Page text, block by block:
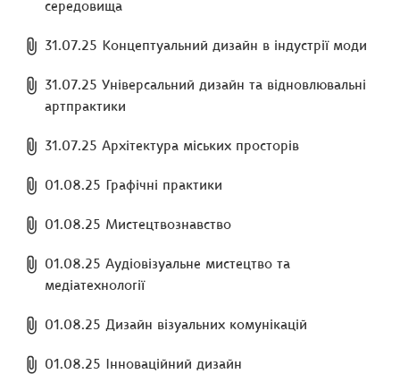
середовища
31.07.25 Концептуальний дизайн в індустрії моди
31.07.25 Універсальний дизайн та відновлювальні
артпрактики
31.07.25 Архітектура міських просторів
01.08.25 Графічні практики
01.08.25 Мистецтвознавство
01.08.25 Аудіовізуальне мистецтво та
медіатехнології
01.08.25 Дизайн візуальних комунікацій
01.08.25 Інноваційний дизайн